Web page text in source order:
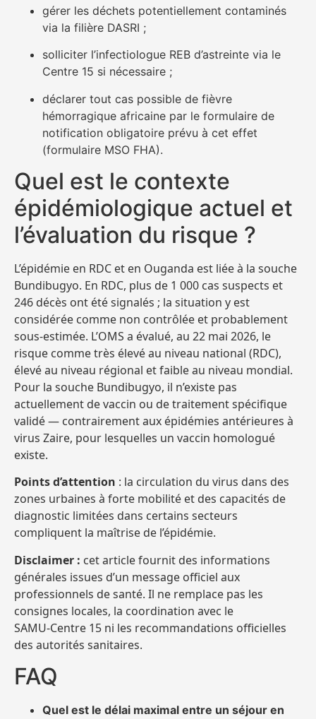
gérer les déchets potentiellement contaminés
via la filière DASRI ;
solliciter l’infectiologue REB d’astreinte via le
Centre 15 si nécessaire ;
déclarer tout cas possible de fièvre
hémorragique africaine par le formulaire de
notification obligatoire prévu à cet effet
(formulaire MSO FHA).
Quel est le contexte
épidémiologique actuel et
l’évaluation du risque ?
L’épidémie en RDC et en Ouganda est liée à la souche
Bundibugyo. En RDC, plus de 1 000 cas suspects et
246 décès ont été signalés ; la situation y est
considérée comme non contrôlée et probablement
sous‑estimée. L’OMS a évalué, au 22 mai 2026, le
risque comme très élevé au niveau national (RDC),
élevé au niveau régional et faible au niveau mondial.
Pour la souche Bundibugyo, il n’existe pas
actuellement de vaccin ou de traitement spécifique
validé — contrairement aux épidémies antérieures à
virus Zaire, pour lesquelles un vaccin homologué
existe.
Points d’attention : la circulation du virus dans des
zones urbaines à forte mobilité et des capacités de
diagnostic limitées dans certains secteurs
compliquent la maîtrise de l’épidémie.
Disclaimer : cet article fournit des informations
générales issues d’un message officiel aux
professionnels de santé. Il ne remplace pas les
consignes locales, la coordination avec le
SAMU‑Centre 15 ni les recommandations officielles
des autorités sanitaires.
FAQ
Quel est le délai maximal entre un séjour en